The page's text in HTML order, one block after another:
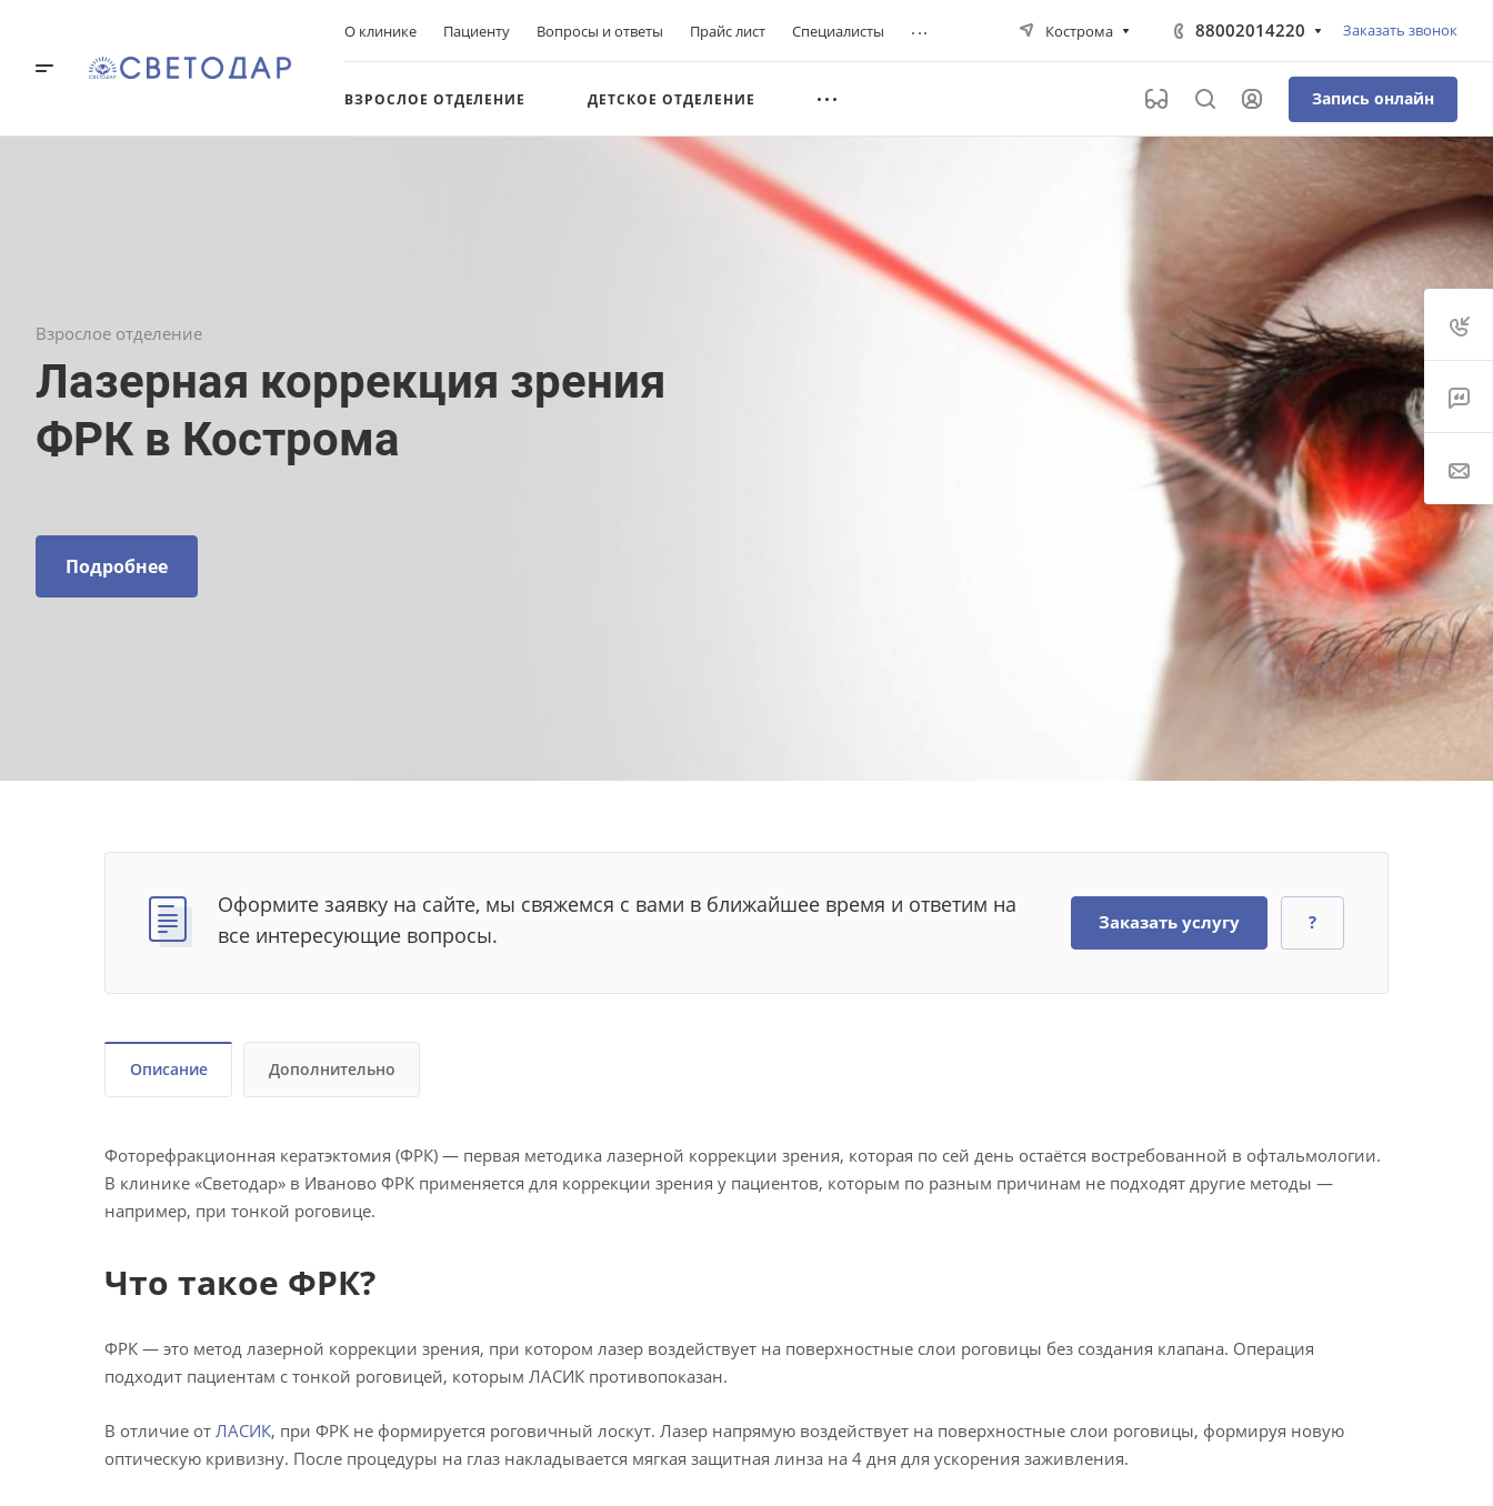
О клинике Пациенту Вопросы и ответы Прайс лист Специалисты ... Кострома 88002014220 Заказать звонок
ВЗРОСЛОЕ ОТДЕЛЕНИЕ ДЕТСКОЕ ОТДЕЛЕНИЕ Запись онлайн
Взрослое отделение
Лазерная коррекция зрения
ФРК в Кострома
Подробнее
Оформите заявку на сайте, мы свяжемся с вами в ближайшее время и ответим на
все интересующие вопросы.
Заказать услугу ?
Описание Дополнительно
Фоторефракционная кератэктомия (ФРК) — первая методика лазерной коррекции зрения, которая по сей день остаётся востребованной в офтальмологии.
В клинике «Светодар» в Иваново ФРК применяется для коррекции зрения у пациентов, которым по разным причинам не подходят другие методы —
например, при тонкой роговице.
Что такое ФРК?
ФРК — это метод лазерной коррекции зрения, при котором лазер воздействует на поверхностные слои роговицы без создания клапана. Операция
подходит пациентам с тонкой роговицей, которым ЛАСИК противопоказан.
В отличие от ЛАСИК, при ФРК не формируется роговичный лоскут. Лазер напрямую воздействует на поверхностные слои роговицы, формируя новую
оптическую кривизну. После процедуры на глаз накладывается мягкая защитная линза на 4 дня для ускорения заживления.